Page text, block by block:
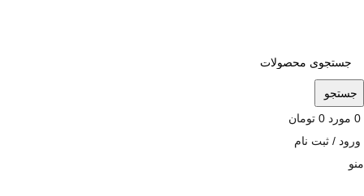
جستجو
0 مورد 0 تومان
ورود / ثبت نام
منو